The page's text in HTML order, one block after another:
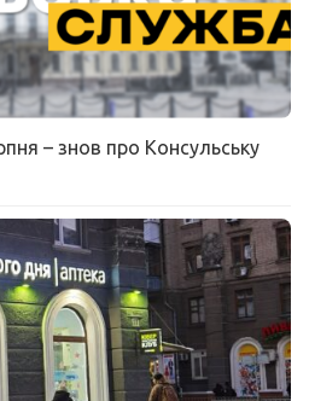
– знов про Консульську